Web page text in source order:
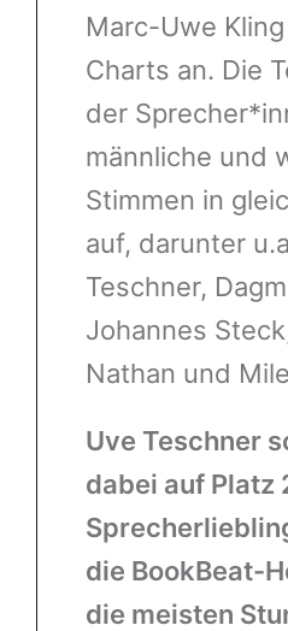
Marc-Uwe
Charts an. Die
der
männliche und
Stimmen in
auf, darunter
Teschner,
Johannes
Nathan und
Uve Teschner
dabei auf Platz
die BookBeat-
die meisten